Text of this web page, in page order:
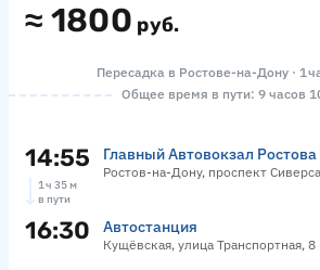
≈ 1800 руб.
Пересадка в Ростове-на-Дону · 1
Общее время в пути: 9 часов
14:55 Главный Автовокзал Ростова
Ростов-на-Дону, проспект
1 ч 35 м
в пути
16:30 Автостанция
Кущёвская, улица Транспортная, 8